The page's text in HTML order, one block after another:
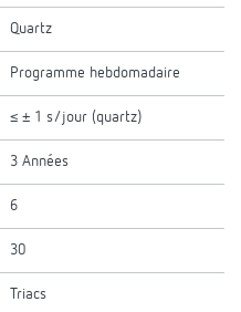
Quartz
Programme hebdomadaire
≤ ± 1 s/jour (quartz)
3 Années
6
30
Triacs